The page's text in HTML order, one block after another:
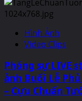
the
Northern
Virginia
Soil
and
Water
District
directors
Minds
Giảm
Căng
Ngày
Lễ
Nghỉ
Hình Ảnh
Video Clips
Phóng sự LIVE
ảnh Buổi Lễ
– Cựu Chuẩn